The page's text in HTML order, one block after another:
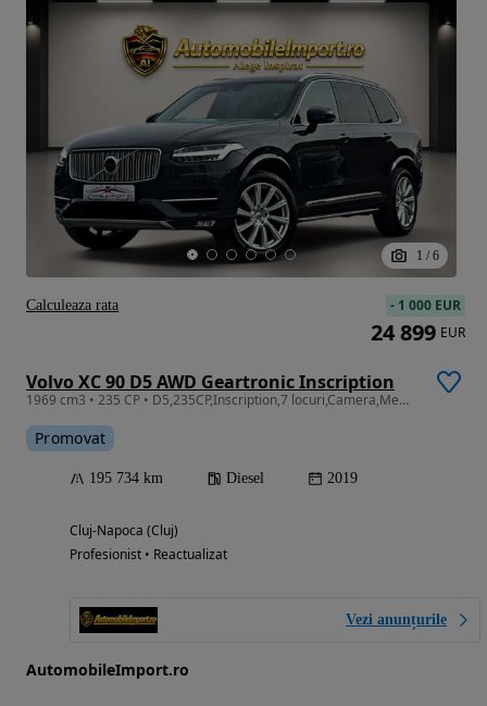
1 / 6
Volvo XC 90 D5 AWD Geartronic Inscription
1969 cm3 • 235 CP • D5,235CP,Inscription,7 locuri,Camera,Memorie,Carlig,Garantie 1 AN,Rate
Promovat
195 734 km Diesel 2019
Cluj-Napoca (Cluj)
Profesionist • Reactualizat
Vezi anunțurile
AutomobileImport.ro
- 1 000 EUR
24 899 EUR
Calculeaza rata